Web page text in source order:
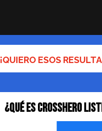
¡QUIERO ESOS
¿QuÉ ES CrossHero